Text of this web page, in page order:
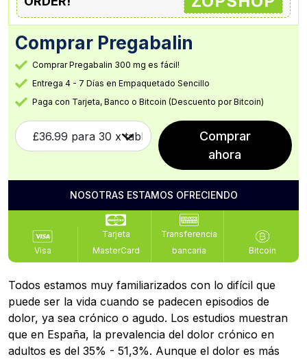
Comprar Pregabalin
Comprar Pregabalin 300 mg es fácil!
Entrega 4 - 7 Días en Empaquetado Sencillo
Paga con Tarjeta, Banco o Bitcoin (Descuento por Bitcoin)
Comprar
ahora
NOSOTRAS ESTAMOS OFRECIENDO
Visa
Tarjeta
MasterCard
Transferencia
bancaria
Bitcoin
Todos estamos muy familiarizados con lo difícil que
puede ser la vida cuando se padecen episodios de
dolor, ya sea crónico o agudo. Los estudios muestran
que en España, la prevalencia del dolor crónico en
adultos es del 35% - 51,3%. Aunque el dolor es más